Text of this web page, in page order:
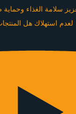
سلامة الغذاء
لعدم استهلاك هل